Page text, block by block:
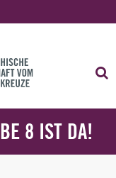
8 IST DA!